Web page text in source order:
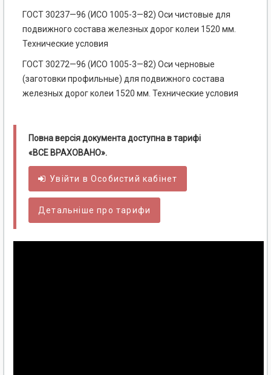
ГОСТ 30237—96 (ИСО 1005-3—82) Оси чистовые для
подвижного состава железных дорог колеи 1520 мм.
Технические условия
ГОСТ 30272—96 (ИСО 1005-3—82) Оси черновые
(заготовки профильные) для подвижного состава
железных дорог колеи 1520 мм. Технические условия
Повна версія документа доступна в тарифі
«ВСЕ ВРАХОВАНО».
Увійти вОсобистий кабінет
Детальніше про тарифи